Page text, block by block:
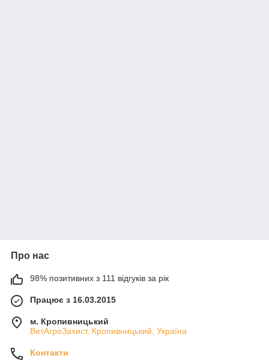
Про нас
98% позитивних з 111 відгуків за рік
Працює з 16.03.2015
м. Кропивницький
ВетАгроЗахист, Кропивницький, Україна
Контакти